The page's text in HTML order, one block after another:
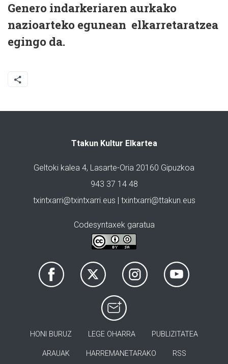
Genero indarkeriaren aurkako
nazioarteko egunean elkarretaratzea
egingo da.
Ttakun Kultur Elkartea
Geltoki kalea 4, Lasarte-Oria 20160 Gipuzkoa
943 37 14 48
txintxarri@txintxarri.eus | txintxarri@ttakun.eus
Codesyntaxek garatua
HONI BURUZ LEGE OHARRA PUBLIZITATEA
ARAUAK HARREMANETARAKO RSS